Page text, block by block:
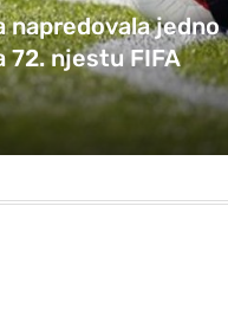
napredovala jedno
72. njestu FIFA